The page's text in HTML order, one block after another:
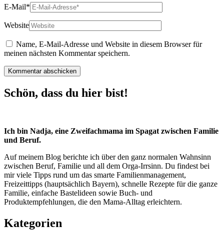
E-Mail*
Website
Name, E-Mail-Adresse und Website in diesem Browser für
meinen nächsten Kommentar speichern.
Schön, dass du hier bist!
Ich bin Nadja, eine Zweifachmama im Spagat zwischen Familie
und Beruf.
Auf meinem Blog berichte ich über den ganz normalen Wahnsinn
zwischen Beruf, Familie und all dem Orga-Irrsinn. Du findest bei
mir viele Tipps rund um das smarte Familienmanagement,
Freizeittipps (hauptsächlich Bayern), schnelle Rezepte für die ganze
Familie, einfache Bastelideen sowie Buch- und
Produktempfehlungen, die den Mama-Alltag erleichtern.
Kategorien